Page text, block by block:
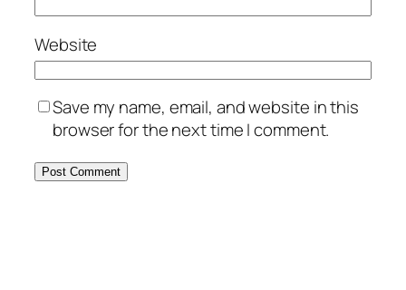
Website
Save my name, email, and website in this
browser for the next time I comment.